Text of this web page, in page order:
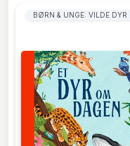
BØRN & UNGE: VILDE DYR &